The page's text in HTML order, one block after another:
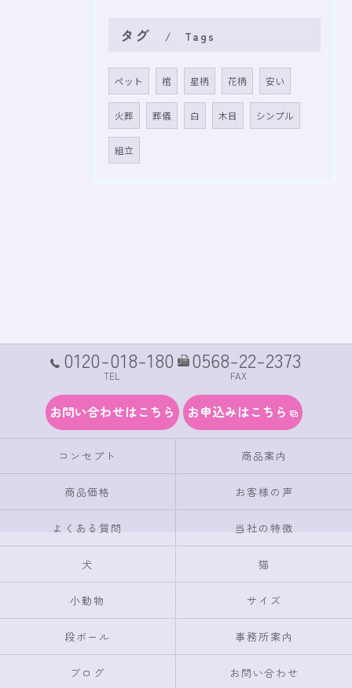
タグ Tags
ペット 棺 星柄 花柄 安い
火葬 葬儀 白 木目 シンプル
組立
0120-018-180
TEL
0568-22-2373
FAX
お問い合わせはこちら お申込みはこちら
コンセプト 商品案内
商品価格 お客様の声
よくある質問 当社の特徴
犬 猫
小動物 サイズ
段ボール 事務所案内
ブログ お問い合わせ